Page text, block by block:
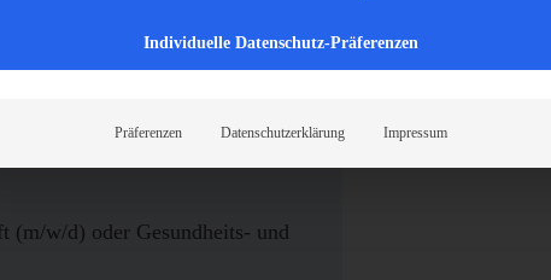
(m/w/d) oder Gesundheits- und
Individuelle Datenschutz-Präferenzen
Präferenzen Datenschutzerklärung Impressum